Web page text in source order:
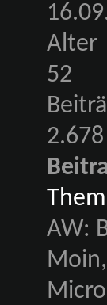
Alter
52
2.678
AW:
Moin,